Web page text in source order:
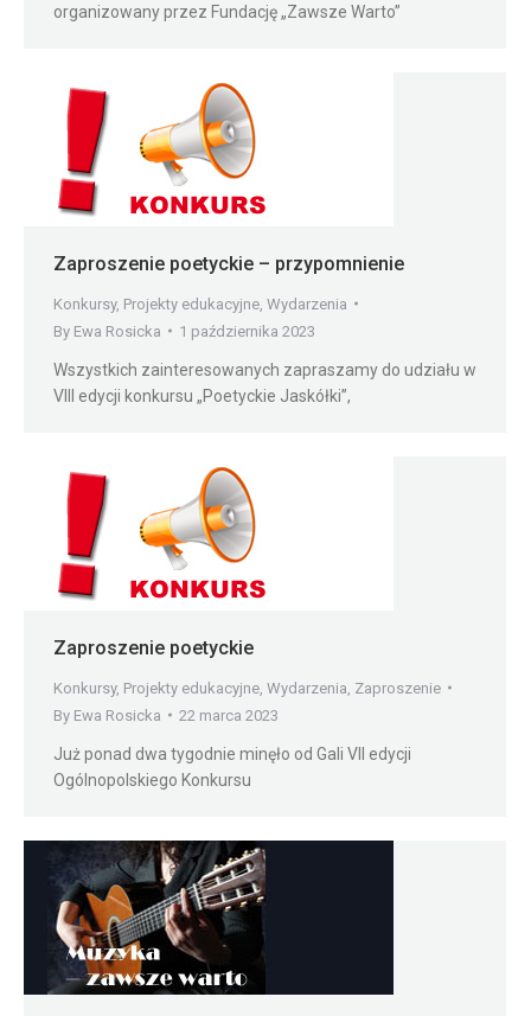
organizowany przez Fundację „Zawsze Warto”
Zaproszenie poetyckie – przypomnienie
Konkursy, Projekty edukacyjne Wydarzenia
By Ewa Rosicka 1 października 2023
Wszystkich zainteresowanych zapraszamy do udziału w
VIII edycji konkursu „Poetyckie Jaskółki”,
Zaproszenie poetyckie
Konkursy, Projekty edukacyjne Wydarzenia Zaproszenie
By Ewa Rosicka 22 marca 2023
Już ponad dwa tygodnie minęło od Gali VII edycji
Ogólnopolskiego Konkursu